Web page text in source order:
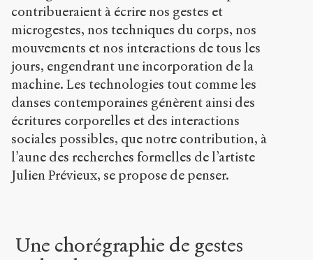
contribueraient à écrire nos gestes et
microgestes, nos techniques du corps, nos
mouvements et nos interactions de tous les
jours, engendrant une incorporation de la
machine. Les technologies tout comme les
danses contemporaines génèrent ainsi des
écritures corporelles et des interactions
sociales possibles, que notre contribution, à
l’aune des recherches formelles de l’artiste
Julien Prévieux, se propose de penser.
Une chorégraphie de gestes